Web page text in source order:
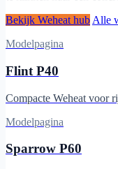
Bekijk Weheat hub Alle
Modelpagina
Flint P40
Compacte Weheat voor
Modelpagina
Sparrow P60